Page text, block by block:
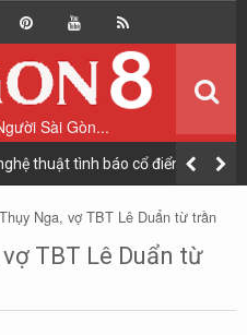
Sài Gòn...
thuật tình báo cổ điển giúp
F-15E" như thế nào?
Nga, vợ TBT Lê Duẩn từ trần
TBT Lê Duẩn từ